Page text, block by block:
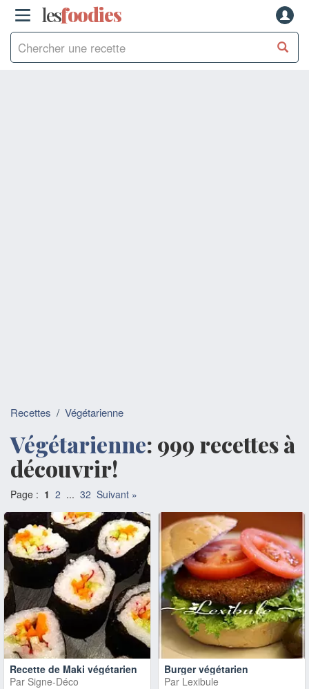
lesfoodies
Recettes / Végétarienne
Végétarienne: 999 recettes à
découvrir!
Page : 1 2 ... 32 Suivant »
Recette de Maki végétarien
Par Signe-Déco
Burger végétarien
Par Lexibule